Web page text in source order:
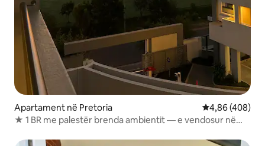
Apartament në Pretoria Vlerësimi
4,86 (408)
★ 1 BR me palestër brenda ambientit — e vendosur në